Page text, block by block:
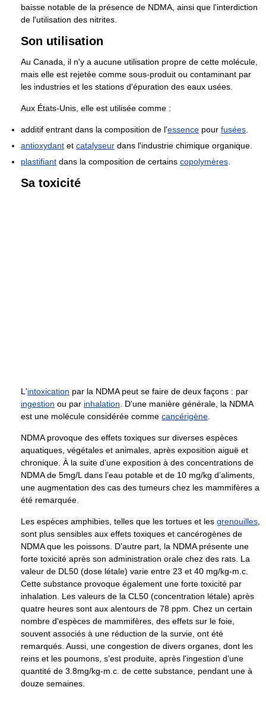
baisse notable de la présence de NDMA, ainsi que l'interdiction
de l'utilisation des nitrites.
Son utilisation
Au Canada, il n'y a aucune utilisation propre de cette molécule,
mais elle est rejetée comme sous-produit ou contaminant par
les industries et les stations d'épuration des eaux usées.
Aux États-Unis, elle est utilisée comme :
additif entrant dans la composition de l'essence pour fusées
antioxydant et catalyseur dans l'industrie chimique organique.
plastifiant dans la composition de certains copolymères
Sa toxicité
L'intoxication par la NDMA peut se faire de deux façons : par
ingestion ou par inhalation . D'une manière générale, la NDMA
est une molécule considérée comme cancérigène
NDMA provoque des effets toxiques sur diverses espèces
aquatiques, végétales et animales, après exposition aiguë et
chronique. À la suite d’une exposition à des concentrations de
NDMA de 5mg/L dans l’eau potable et de 10 mg/kg d’aliments,
une augmentation des cas des tumeurs chez les mammifères a
été remarquée.
Les espèces amphibies, telles que les tortues et les grenouilles
sont plus sensibles aux effets toxiques et cancérogènes de
NDMA que les poissons. D’autre part, la NDMA présente une
forte toxicité après son administration orale chez des rats. La
valeur de DL50 (dose létale) varie entre 23 et 40 mg/kg-m.c.
Cette substance provoque également une forte toxicité par
inhalation. Les valeurs de la CL50 (concentration létale) après
quatre heures sont aux alentours de 78 ppm. Chez un certain
nombre d'espèces de mammifères, des effets sur le foie,
souvent associés à une réduction de la survie, ont été
remarqués. Aussi, une congestion de divers organes, dont les
reins et les poumons, s’est produite, après l'ingestion d’une
quantité de 3.8mg/kg-m.c. de cette substance, pendant une à
douze semaines.